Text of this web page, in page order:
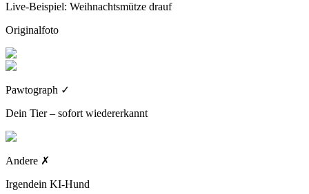
Live-Beispiel: Weihnachtsmütze drauf
Originalfoto
Pawtograph ✓
Dein Tier – sofort wiedererkannt
Andere ✗
Irgendein KI-Hund